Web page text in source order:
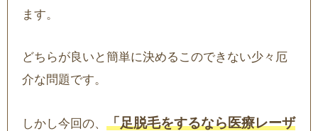
ます。
どちらが良いと簡単に決めるこのできない少々厄
介な問題です。
しかし今回の、 「足脱毛をするなら医療レーザ